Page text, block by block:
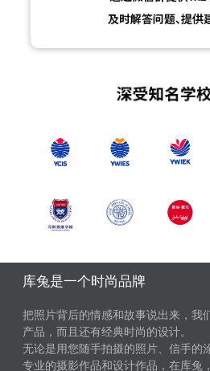
库兔是一个时尚品牌
把照片背后的情感和故事说出来，我
产品，而且还有经典时尚的设计。
无论是用您随手拍摄的照片、信手的
专业的摄影作品和设计作品，在库兔